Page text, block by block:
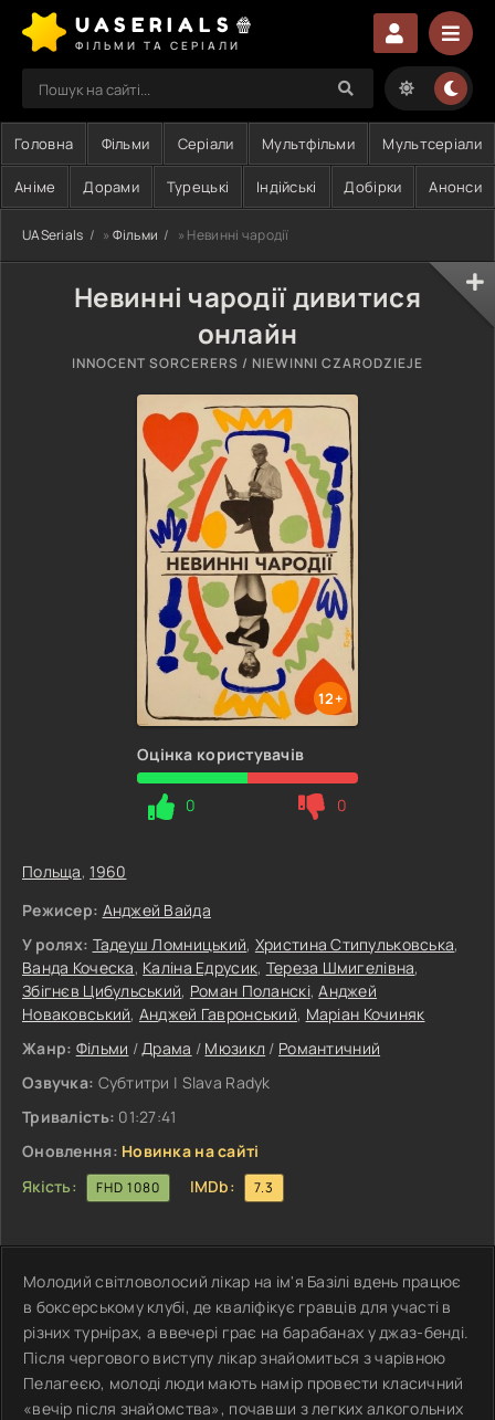
UASERIALS🍿
ФІЛЬМИ ТА СЕРІАЛИ
Головна Фільми Серіали Мультфільми Мультсеріали
Аніме Дорами Турецькі Індійські Добірки Анонси
UASerials » Фільми » Невинні чародії
Невинні чародії дивитися
онлайн
INNOCENT SORCERERS / NIEWINNI CZARODZIEJE
12+
Оцінка користувачів
0 0
Польща,1960
Режисер: Анджей Вайда
У ролях: Тадеуш Ломницький, Христина Стипульковська,
Ванда Коческа, Каліна Едрусик, Тереза ​​Шмигелівна,
Збігнєв Цибульський, Роман Поланскі,Анджей
Новаковський, Анджей Гавронський, Маріан Кочиняк
Жанр: Фільми /Драма / Мюзикл / Романтичний
Озвучка: Субтитри | Slava Radyk
Тривалість: 01:27:41
Оновлення: Новинка на сайті
Якість:
FHD 1080 IMDb: 7.3
Молодий світловолосий лікар на ім'я Базілі вдень працює
в боксерському клубі, де кваліфікує гравців для участі в
різних турнірах, а ввечері грає на барабанах у джаз-бенді.
Після чергового виступу лікар знайомиться з чарівною
Пелагеєю, молоді люди мають намір провести класичний
«вечір після знайомства», почавши з легких алкогольних